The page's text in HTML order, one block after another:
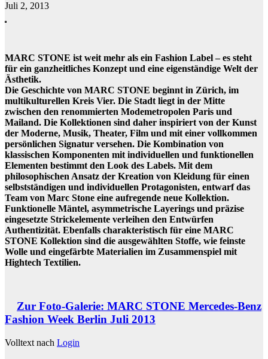
Juli 2, 2013
MARC STONE ist weit mehr als ein Fashion Label – es steht
für ein ganzheitliches Konzept und eine eigenständige Welt der
Ästhetik.
Die Geschichte von MARC STONE beginnt in Zürich, im
multikulturellen Kreis Vier. Die Stadt liegt in der Mitte
zwischen den renommierten Modemetropolen Paris und
Mailand. Die Kollektionen sind daher inspiriert von der Kunst
der Moderne, Musik, Theater, Film und mit einer vollkommen
persönlichen Signatur versehen. Die Kombination von
klassischen Komponenten mit individuellen und funktionellen
Elementen bestimmt den Look des Labels. Mit dem
philosophischen Ansatz der Kreation von Kleidung für einen
selbstständigen und individuellen Protagonisten, entwarf das
Team von Marc Stone eine aufregende neue Kollektion.
Funktionelle Mäntel, asymmetrische Layerings und präzise
eingesetzte Strickelemente verleihen den Entwürfen
Authentizität. Ebenfalls charakteristisch für eine MARC
STONE Kollektion sind die ausgewählten Stoffe, wie feinste
Wolle und eingefärbte Materialien im Zusammenspiel mit
Hightech Textilien.
Zur Foto-Galerie: MARC STONE Mercedes-Benz
Fashion Week Berlin Juli 2013
Volltext nach Login